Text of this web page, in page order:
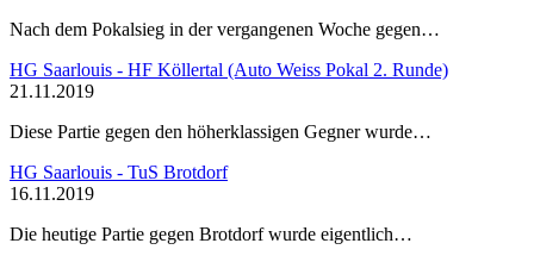
Nach dem Pokalsieg in der vergangenen Woche gegen…
HG Saarlouis - HF Köllertal (Auto Weiss Pokal 2. Runde)
21.11.2019
Diese Partie gegen den höherklassigen Gegner wurde…
HG Saarlouis - TuS Brotdorf
16.11.2019
Die heutige Partie gegen Brotdorf wurde eigentlich…